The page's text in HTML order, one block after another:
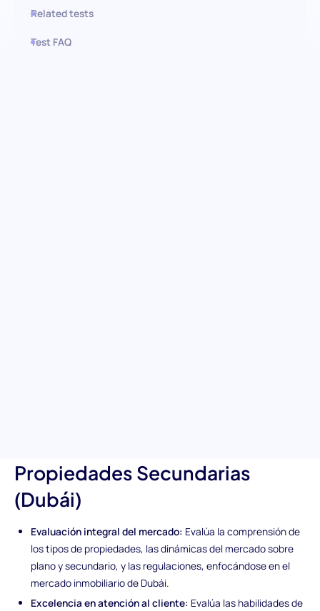
Related tests
Test FAQ
Propiedades Secundarias
(Dubái)
Evaluación integral del mercado: Evalúa la comprensión de
los tipos de propiedades, las dinámicas del mercado sobre
plano y secundario, y las regulaciones, enfocándose en el
mercado inmobiliario de Dubái.
Excelencia en atención al cliente: Evalúa las habilidades de